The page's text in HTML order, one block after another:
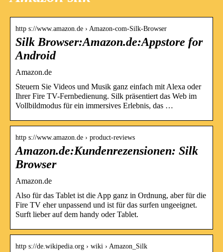
http s://www.amazon.de › Amazon-com-Silk-Browser
Silk Browser:Amazon.de:Appstore for
Android
Amazon.de
Steuern Sie Videos und Musik ganz einfach mit Alexa oder
Ihrer Fire TV-Fernbedienung. Silk präsentiert das Web im
Vollbildmodus für ein immersives Erlebnis, das …
http s://www.amazon.de › product-reviews
Amazon.de:Kundenrezensionen: Silk
Browser
Amazon.de
Also für das Tablet ist die App ganz in Ordnung, aber für die
Fire TV eher unpassend und ist für das surfen ungeeignet.
Surft lieber auf dem handy oder Tablet.
http s://de.wikipedia.org › wiki › Amazon_Silk